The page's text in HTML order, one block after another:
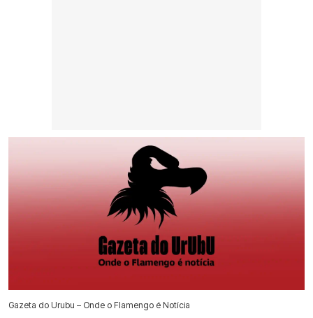
Gazeta do Urubu – Onde o Flamengo é Notícia